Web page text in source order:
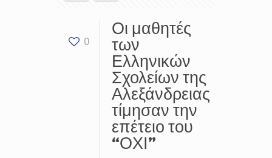
0
Οι μαθητές
των
Ελληνικών
Σχολείων της
Αλεξάνδρειας
τίμησαν την
επέτειο του
“ΟΧΙ”